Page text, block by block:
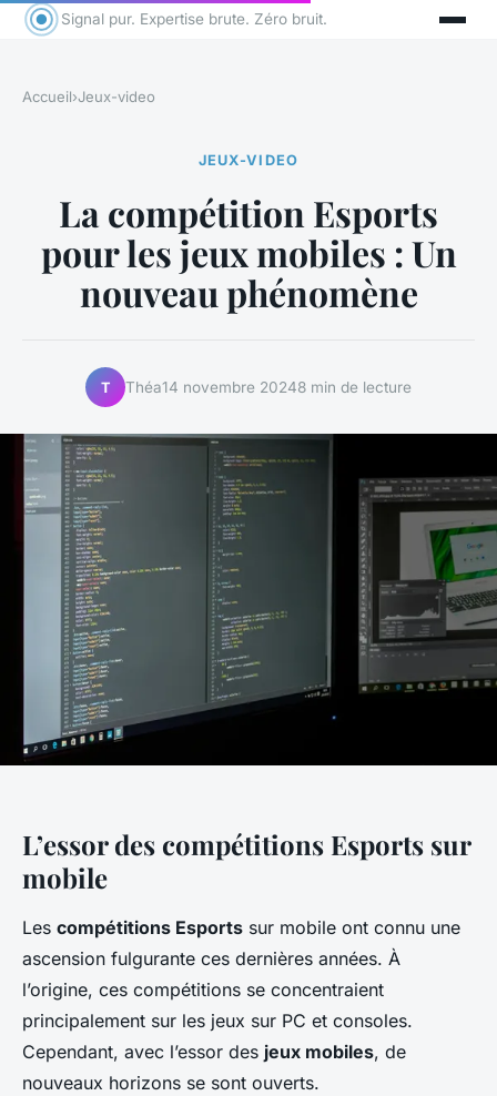
Signal pur. Expertise brute. Zéro bruit.
Accueil›Jeux-video
JEUX-VIDEO
La compétition Esports
pour les jeux mobiles : Un
nouveau phénomène
T Théa14 novembre 20248 min de lecture
L’essor des compétitions Esports sur
mobile
Les compétitions Esports sur mobile ont connu une
ascension fulgurante ces dernières années. À
l’origine, ces compétitions se concentraient
principalement sur les jeux sur PC et consoles.
Cependant, avec l’essor des jeux mobiles, de
nouveaux horizons se sont ouverts.